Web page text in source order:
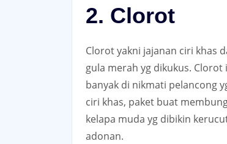
2. Clorot
Clorot yakni jajanan ciri khas
gula merah yg dikukus.
banyak di nikmati pelancong
ciri khas, paket buat
kelapa muda yg dibikin
adonan.